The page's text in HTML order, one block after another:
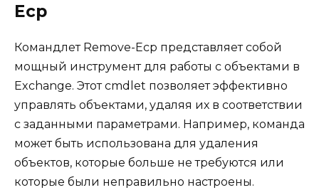
Ecp
Командлет Remove-Ecp представляет собой
мощный инструмент для работы с объектами в
Exchange. Этот cmdlet позволяет эффективно
управлять объектами, удаляя их в соответствии
с заданными параметрами. Например, команда
может быть использована для удаления
объектов, которые больше не требуются или
которые были неправильно настроены.